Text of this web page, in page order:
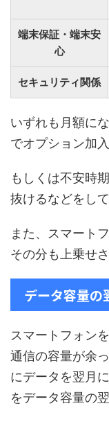
端末保証・端末安
心
セキュリティ関係
いずれも月額に
でオプション加
もしくは不安時
抜けるなどをし
また、スマート
その分も上乗せ
データ容量の
スマートフォン
通信の容量が余
にデータを翌月
をデータ容量の